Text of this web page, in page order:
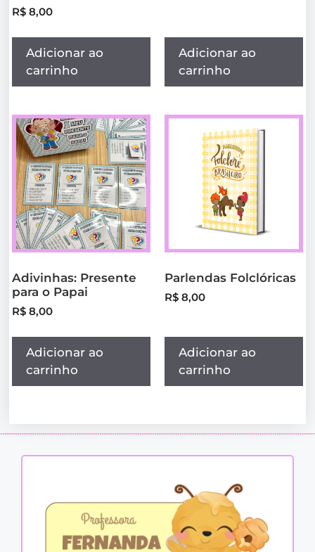
R$ 8,00
Adicionar ao
carrinho
Adicionar ao
carrinho
Adivinhas: Presente
para o Papai
R$ 8,00
Adicionar ao
carrinho
Parlendas Folclóricas
R$ 8,00
Adicionar ao
carrinho